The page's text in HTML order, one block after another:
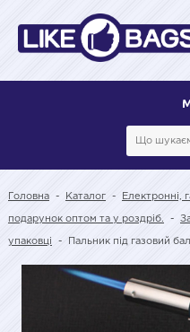
Головна - Каталог - Електронні,
подарунок оптом та у роздріб. -
упаковці - Пальник під газовий